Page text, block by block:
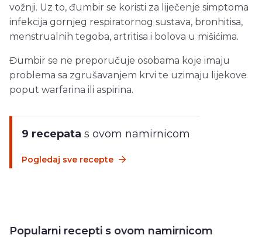
vožnji. Uz to, đumbir se koristi za liječenje simptoma
infekcija gornjeg respiratornog sustava, bronhitisa,
menstrualnih tegoba, artritisa i bolova u mišićima.
Đumbir se ne preporučuje osobama koje imaju
problema sa zgrušavanjem krvi te uzimaju lijekove
poput warfarina ili aspirina.
9 recepata s ovom namirnicom
Pogledaj sve recepte
Popularni recepti s ovom namirnicom